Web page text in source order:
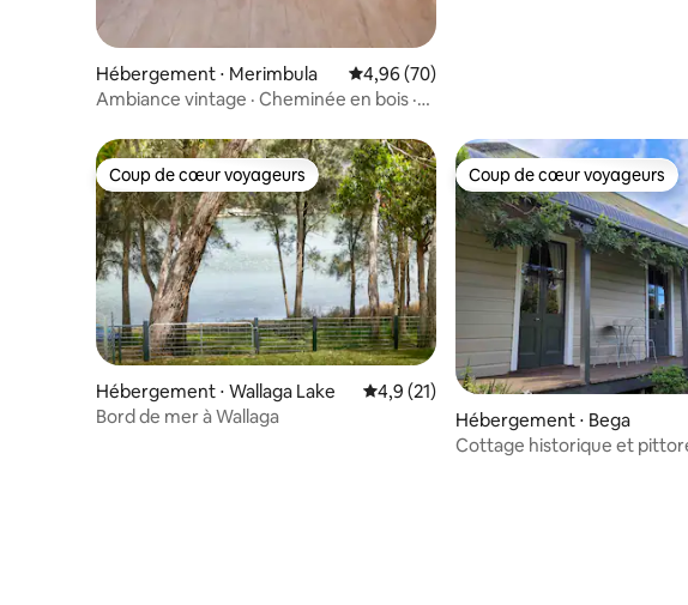
Hébergement ⋅ Merimbula Évaluation moyenne sur la base de 70
4,96 (70)
Ambiance vintage · Cheminée en bois ·
Coup de cœur voyageurs
Coup de cœur voyageurs
Hébergement ⋅ Wallaga Lake Évaluation moyenne sur la base de 21
4,9 (21)
Bord de mer à Wallaga
Coup de cœur voyageurs
Coup de cœur voyageurs
Hébergement ⋅ Bega
Cottage historique et